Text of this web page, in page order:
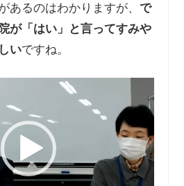
あるのはわかりますが、 で
が「はい」と言ってすみや
いですね。